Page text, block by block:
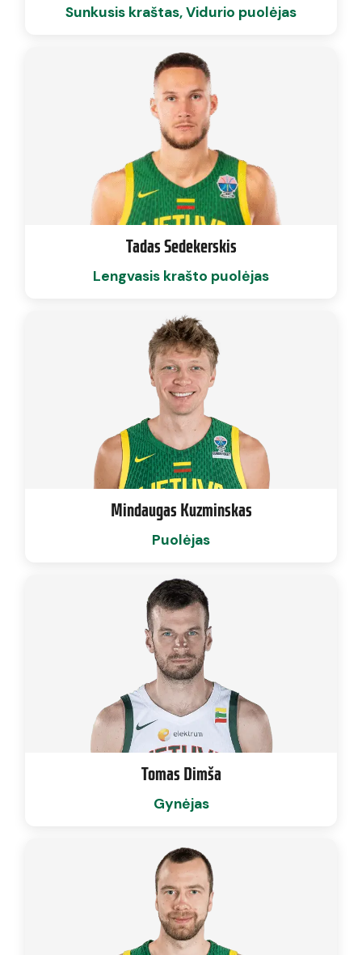
Sunkusis kraštas, Vidurio puolėjas
Tadas Sedekerskis
Lengvasis krašto puolėjas
Mindaugas Kuzminskas
Puolėjas
Tomas Dimša
Gynėjas